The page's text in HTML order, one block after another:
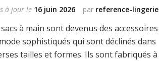
par reference-lingerie
à jour le 16 juin 2026
à main sont devenus des accessoires
sophistiqués qui sont déclinés dans
tailles et formes. Ils sont fabriqués à